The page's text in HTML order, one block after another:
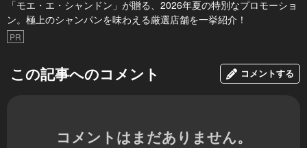
「モエ・エ・シャンドン」が贈る、2026年夏の特別なプロモーショ
ン。極上のシャンパンを味わえる厳選店舗を一挙紹介！
PR
この記事へのコメント コメントする
コメントはまだありません。